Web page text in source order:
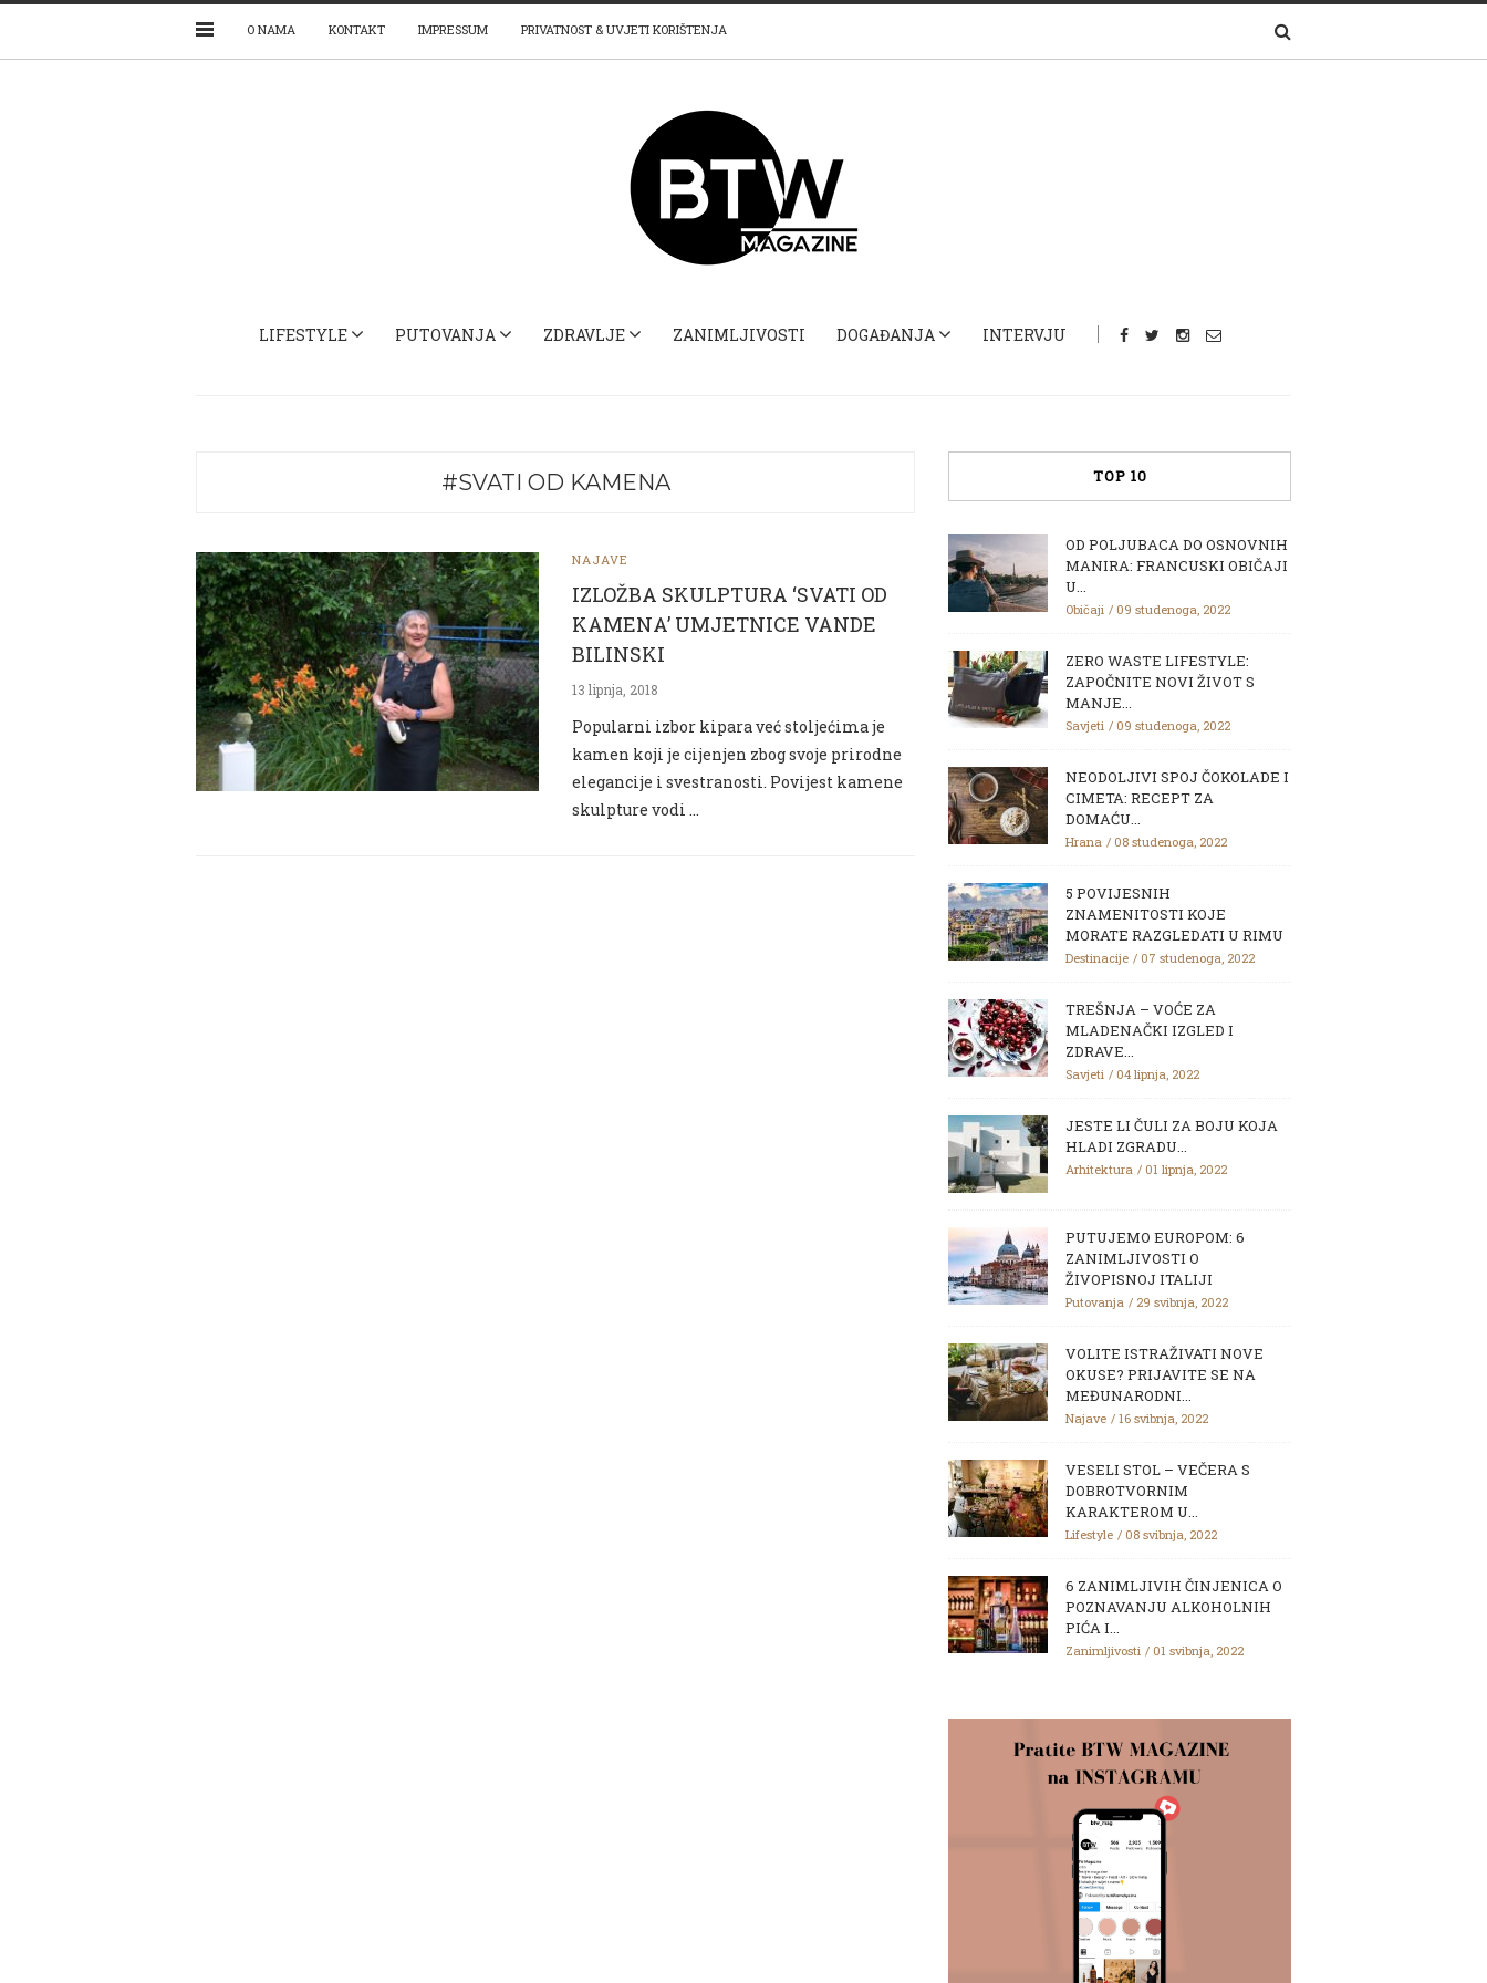
O NAMA KONTAKT IMPRESSUM PRIVATNOST & UVJETI KORIŠTENJA
LIFESTYLE PUTOVANJA ZDRAVLJE ZANIMLJIVOSTI DOGAĐANJA INTERVJU
#SVATI OD KAMENA
NAJAVE
IZLOŽBA SKULPTURA ‘SVATI OD
KAMENA’ UMJETNICE VANDE
BILINSKI
13 lipnja, 2018
Popularni izbor kipara već stoljećima je
kamen koji je cijenjen zbog svoje prirodne
elegancije i svestranosti. Povijest kamene
skulpture vodi …
TOP 10
OD POLJUBACA DO OSNOVNIH
MANIRA: FRANCUSKI OBIČAJI
U...
Običaji 09 studenoga, 2022
ZERO WASTE LIFESTYLE:
ZAPOČNITE NOVI ŽIVOT S
MANJE...
Savjeti 09 studenoga, 2022
NEODOLJIVI SPOJ ČOKOLADE I
CIMETA: RECEPT ZA
DOMAĆU...
Hrana 08 studenoga, 2022
5 POVIJESNIH
ZNAMENITOSTI KOJE
MORATE RAZGLEDATI U RIMU
Destinacije 07 studenoga, 2022
TREŠNJA – VOĆE ZA
MLADENAČKI IZGLED I
ZDRAVE...
Savjeti 04 lipnja, 2022
JESTE LI ČULI ZA BOJU KOJA
HLADI ZGRADU...
Arhitektura 01 lipnja, 2022
PUTUJEMO EUROPOM: 6
ZANIMLJIVOSTI O
ŽIVOPISNOJ ITALIJI
Putovanja 29 svibnja, 2022
VOLITE ISTRAŽIVATI NOVE
OKUSE? PRIJAVITE SE NA
MEĐUNARODNI...
Najave 16 svibnja, 2022
VESELI STOL – VEČERA S
DOBROTVORNIM
KARAKTEROM U...
Lifestyle 08 svibnja, 2022
6 ZANIMLJIVIH ČINJENICA O
POZNAVANJU ALKOHOLNIH
PIĆA I...
Zanimljivosti 01 svibnja, 2022